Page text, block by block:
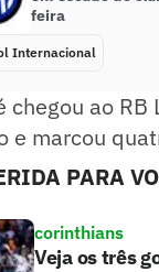
feira
Internacional
chegou ao
e marcou
PARA
corinthians
Veja os três